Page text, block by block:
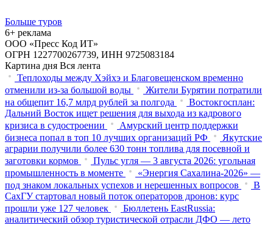
Больше туров
6+ реклама
ООО «Пресс Код ИТ»
ОГРН 1227700267739, ИНН 9725083184
Картина дня Вся лента
Теплоходы между Хэйхэ и Благовещенском временно
отменили из-за большой воды
Жители Бурятии потратили
на общепит 16,7 млрд рублей за полгода
Востокгосплан:
Дальний Восток ищет решения для выхода из кадрового
кризиса в судостроении
Амурский центр поддержки
бизнеса попал в топ 10 лучших организаций РФ
Якутские
аграрии получили более 630 тонн топлива для посевной и
заготовки кормов
Пульс угля — 3 августа 2026: угольная
промышленность в моменте
«Энергия Сахалина-2026» —
под знаком локальных успехов и нерешенных вопросов
В
СахГУ стартовал новый поток операторов дронов: курс
прошли уже 127 человек
Бюллетень EastRussia:
аналитический обзор туристической отрасли ДФО — лето